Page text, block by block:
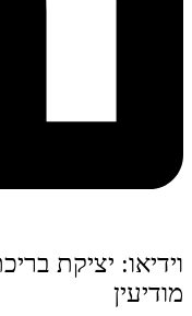
וידיאו: יציקת
מודיעין